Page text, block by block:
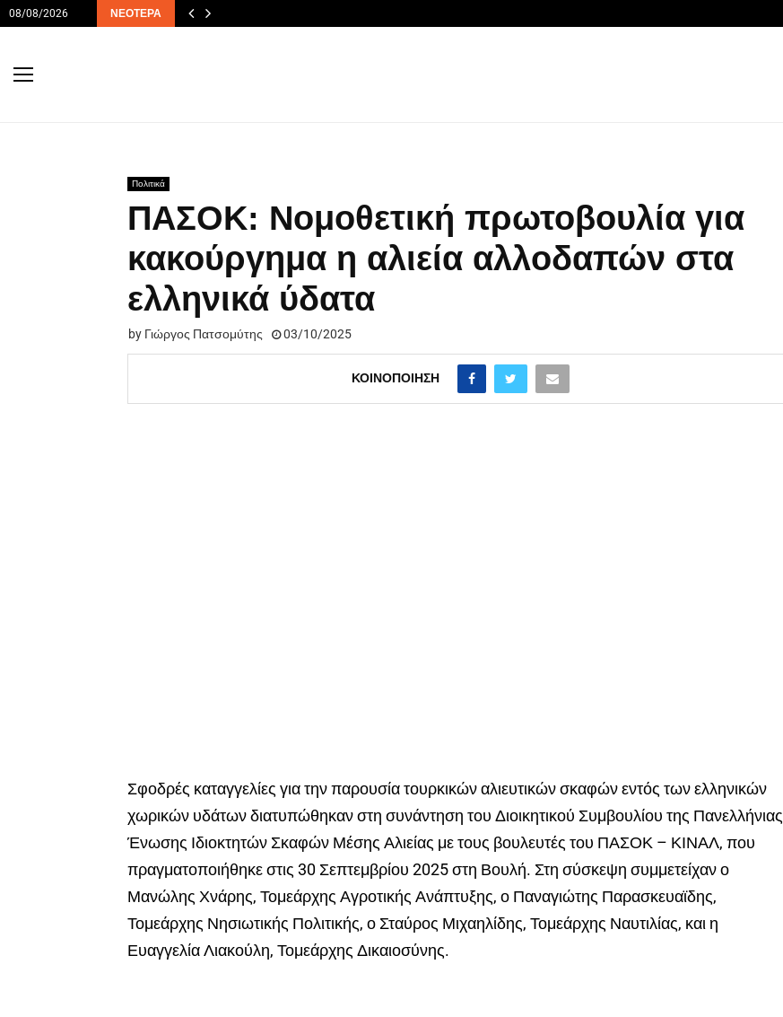
08/08/2026 ΝΕΌΤΕΡΑ
Πολιτικά
ΠΑΣΟΚ: Νομοθετική πρωτοβουλία για
κακούργημα η αλιεία αλλοδαπών στα
ελληνικά ύδατα
by Γιώργος Πατσομύτης 03/10/2025
ΚΟΙΝΟΠΟΊΗΣΗ
Σφοδρές καταγγελίες για την παρουσία τουρκικών αλιευτικών σκαφών εντός των ελληνικών
χωρικών υδάτων διατυπώθηκαν στη συνάντηση του Διοικητικού Συμβουλίου της Πανελλήνιας
Ένωσης Ιδιοκτητών Σκαφών Μέσης Αλιείας με τους βουλευτές του ΠΑΣΟΚ – ΚΙΝΑΛ, που
πραγματοποιήθηκε στις 30 Σεπτεμβρίου 2025 στη Βουλή. Στη σύσκεψη συμμετείχαν ο
Μανώλης Χνάρης, Τομεάρχης Αγροτικής Ανάπτυξης, ο Παναγιώτης Παρασκευαϊδης,
Τομεάρχης Νησιωτικής Πολιτικής, ο Σταύρος Μιχαηλίδης, Τομεάρχης Ναυτιλίας, και η
Ευαγγελία Λιακούλη, Τομεάρχης Δικαιοσύνης.